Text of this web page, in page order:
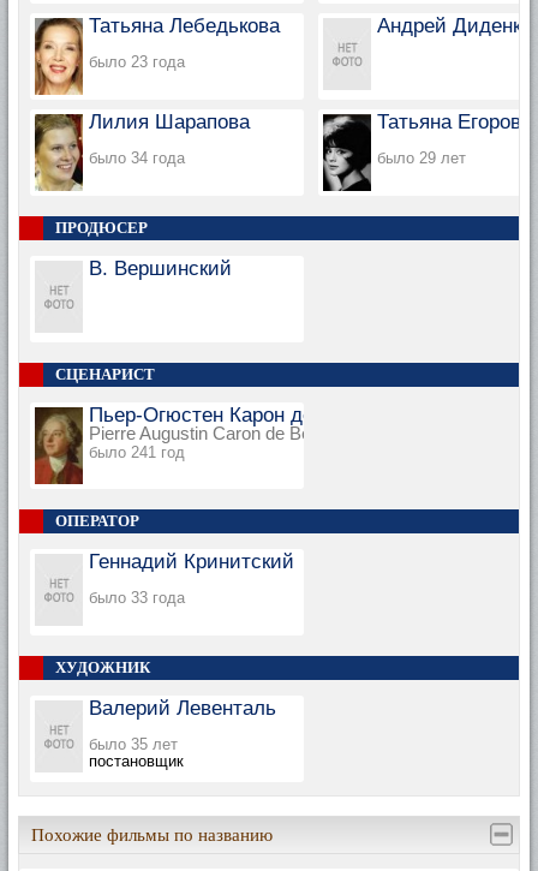
Татьяна Лебедькова
было 23 года
Андрей Диденко
Лилия Шарапова
было 34 года
Татьяна Егорова
было 29 лет
ПРОДЮСЕР
В. Вершинский
СЦЕНАРИСТ
Пьер-Огюстен Карон де Бомарше
Pierre Augustin Caron de Beaumarchais
было 241 год
ОПЕРАТОР
Геннадий Кринитский
было 33 года
ХУДОЖНИК
Валерий Левенталь
было 35 лет
постановщик
Похожие фильмы по названию